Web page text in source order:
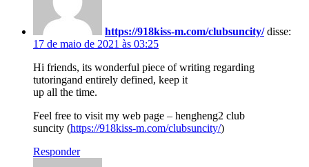
https://918kiss-m.com/clubsuncity/ disse:
17 de maio de 2021 às 03:25
Hi friends, its wonderful piece of writing regarding
tutoringand entirely defined, keep it
up all the time.
Feel free to visit my web page – hengheng2 club
suncity (https://918kiss-m.com/clubsuncity/)
Responder